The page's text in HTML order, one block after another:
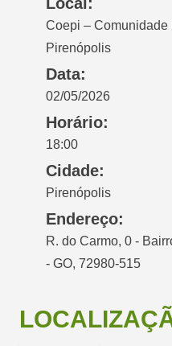
Coepi –
Pirenópolis
Data:
02/05/2026
Horário:
18:00
Cidade:
Pirenópolis
Endereço:
R. do Carmo, 0 -
- GO, 72980-515